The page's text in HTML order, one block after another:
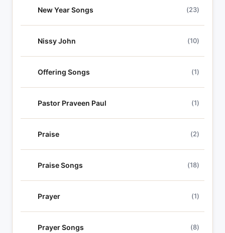
New Year Songs (23)
Nissy John (10)
Offering Songs (1)
Pastor Praveen Paul (1)
Praise (2)
Praise Songs (18)
Prayer (1)
Prayer Songs (8)